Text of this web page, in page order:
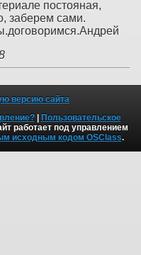
постояная,
заберем сами.
версию сайта
| Пользовательское
работает под управлением
исходным кодом OSClass.